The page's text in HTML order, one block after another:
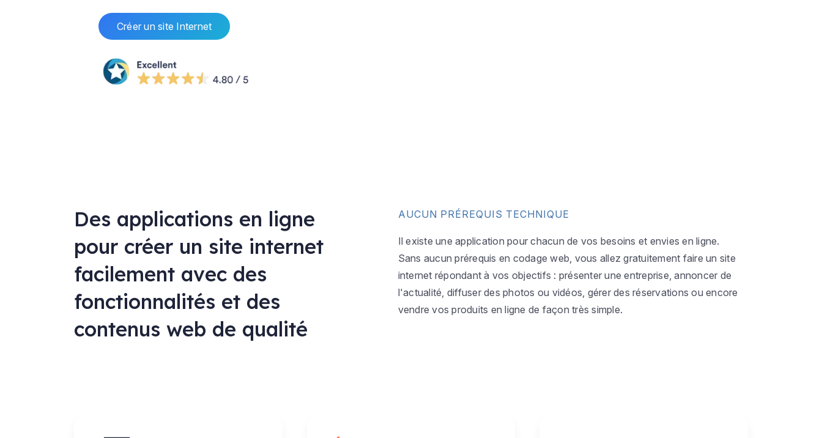
Créer un site Internet
Des applications en ligne
pour créer un site internet
facilement avec des
fonctionnalités et des
contenus web de qualité
AUCUN PRÉREQUIS TECHNIQUE
Il existe une application pour chacun de vos besoins et envies en ligne.
Sans aucun prérequis en codage web, vous allez gratuitement faire un site
internet répondant à vos objectifs : présenter une entreprise, annoncer de
l'actualité, diffuser des photos ou vidéos, gérer des réservations ou encore
vendre vos produits en ligne de façon très simple.